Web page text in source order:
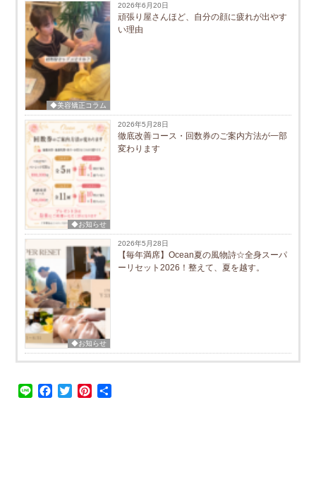
◆美容矯正コラム
2026年6月20日
頑張り屋さんほど、自分の顔に疲れが出やす
い理由
◆お知らせ
2026年5月28日
徹底改善コース・回数券のご案内方法が一部
変わります
◆お知らせ
2026年5月28日
【毎年満席】Ocean夏の風物詩☆全身スーパ
ーリセット2026！整えて、夏を越す。
Line Facebook
TwitterPinterest